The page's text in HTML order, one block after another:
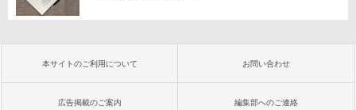
本サイトのご利用について お問い合わせ
広告掲載のご案内 編集部へのご連絡